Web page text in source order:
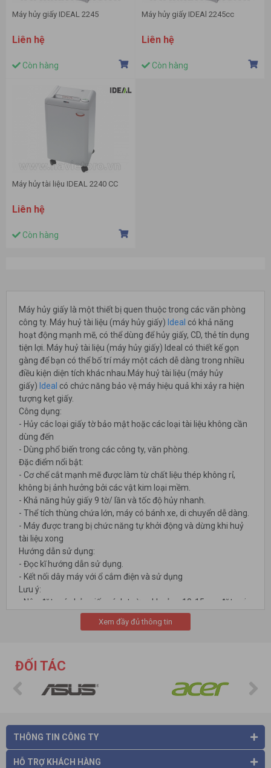
Máy hủy giấy IDEAL 2245
Liên hệ
Còn hàng
Máy hủy giấy IDEAl 2245cc
Liên hệ
Còn hàng
Máy hủy tài liệu IDEAL 2240 CC
Liên hệ
Còn hàng
Máy hủy giấy là một thiết bị quen thuộc trong các văn phòng
công ty. Máy huỷ tài liệu (máy hủy giấy) Ideal có khả năng
hoạt động mạnh mẽ, có thể dùng để hủy giấy, CD, thẻ tín dụng
tiện lợi. Máy huỷ tài liệu (máy hủy giấy) Ideal có thiết kế gọn
gàng để bạn có thể bố trí máy một cách dễ dàng trong nhiều
điều kiện diện tích khác nhau.Máy huỷ tài liệu (máy hủy
giấy) Ideal có chức năng bảo vệ máy hiệu quả khi xảy ra hiện
tượng kẹt giấy.
Công dụng:
- Hủy các loại giấy tờ bảo mật hoặc các loại tài liệu không cần
dùng đến
- Dùng phổ biến trong các công ty, văn phòng.
Đặc điểm nổi bật:
- Cơ chế cắt mạnh mẽ được làm từ chất liệu thép không rỉ,
không bị ảnh hưởng bởi các vật kim loại mềm.
- Khả năng hủy giấy 9 tờ/ lần và tốc độ hủy nhanh.
- Thể tích thùng chứa lớn, máy có bánh xe, di chuyển dễ dàng.
- Máy được trang bị chức năng tự khởi động và dừng khi huỷ
tài liệu xong
Hướng dẫn sử dụng:
- Đọc kĩ hướng dẫn sử dụng.
- Kết nối dây máy với ổ cắm điện và sử dụng
Lưu ý:
- Nên đặt máy hủy giấy cách tường khoảng 10-15cm, đặt nơi
bằng phẳng, khô thoáng và không để gần chất dễ cháy nổ.
- Sử dụng nút trả ngược giấy nếu bị kẹt.
Mọi chi tiết xin liên hệ:
CÔNG TY CỔ PHẦN THƯƠNG MẠI VÀ CÔNG NGHỆ HÀ VIỆT
Xem đầy đủ thông tin
ĐỐI TÁC
THÔNG TIN CÔNG TY
HỖ TRỢ KHÁCH HÀNG